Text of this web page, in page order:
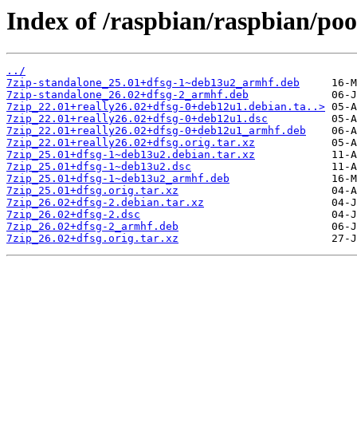
Index of /raspbian/raspbian/
../
7zip-standalone_25.01+dfsg-1~deb13u2_armhf.deb
7zip-standalone_26.02+dfsg-2_armhf.deb
7zip_22.01+really26.02+dfsg-0+deb12u1.debian.ta..>
7zip_22.01+really26.02+dfsg-0+deb12u1.dsc
7zip_22.01+really26.02+dfsg-0+deb12u1_armhf.deb
7zip_22.01+really26.02+dfsg.orig.tar.xz
7zip_25.01+dfsg-1~deb13u2.debian.tar.xz
7zip_25.01+dfsg-1~deb13u2.dsc
7zip_25.01+dfsg-1~deb13u2_armhf.deb
7zip_25.01+dfsg.orig.tar.xz
7zip_26.02+dfsg-2.debian.tar.xz
7zip_26.02+dfsg-2.dsc
7zip_26.02+dfsg-2_armhf.deb
7zip_26.02+dfsg.orig.tar.xz